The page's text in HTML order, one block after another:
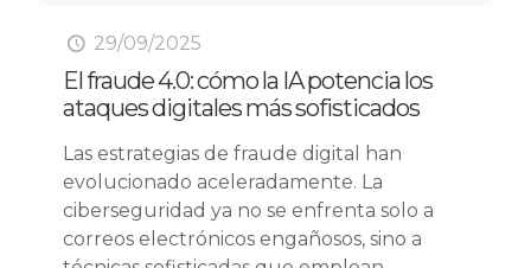
29/09/2025
El fraude 4.0: cómo la IA potencia los
ataques digitales más sofisticados
Las estrategias de fraude digital han
evolucionado aceleradamente. La
ciberseguridad ya no se enfrenta solo a
correos electrónicos engañosos, sino a